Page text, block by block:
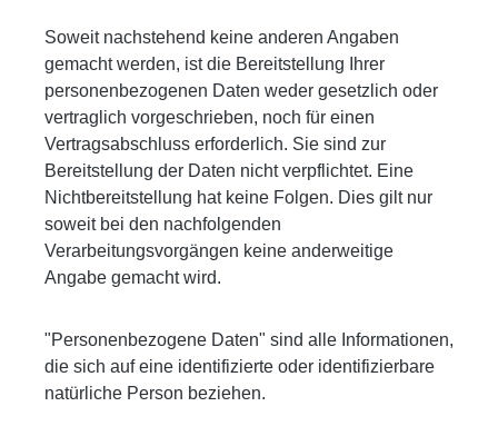
Soweit nachstehend keine anderen Angaben
gemacht werden, ist die Bereitstellung Ihrer
personenbezogenen Daten weder gesetzlich oder
vertraglich vorgeschrieben, noch für einen
Vertragsabschluss erforderlich. Sie sind zur
Bereitstellung der Daten nicht verpflichtet. Eine
Nichtbereitstellung hat keine Folgen. Dies gilt nur
soweit bei den nachfolgenden
Verarbeitungsvorgängen keine anderweitige
Angabe gemacht wird.
"Personenbezogene Daten" sind alle Informationen,
die sich auf eine identifizierte oder identifizierbare
natürliche Person beziehen.